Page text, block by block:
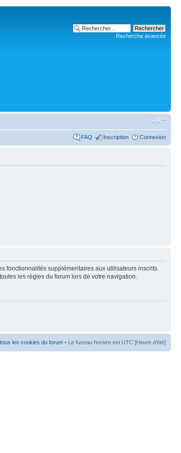
Recherche avancée
FAQ Inscription Connexion
fonctionnalités supplémentaires aux utilisateurs inscrits.
les règles du forum lors de votre navigation.
les cookies du forum • Le fuseau horaire est UTC [Heure d’été]